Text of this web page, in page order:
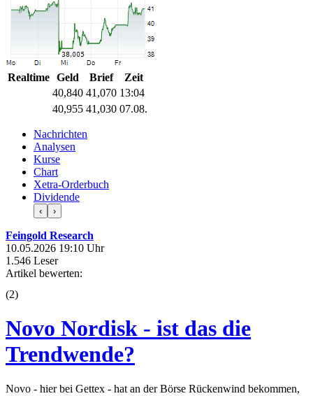
Realtime Geld Brief
Zeit
40,840 41,070 13:04
40,955 41,030 07.08.
Nachrichten
Analysen
Kurse
Chart
Xetra-Orderbuch
Dividende
‹ ›
Feingold Research
10.05.2026 19:10 Uhr
1.546 Leser
Artikel bewerten:
(2)
Novo Nordisk - ist das die
Trendwende?
Novo - hier bei Gettex - hat an der Börse Rückenwind bekommen,